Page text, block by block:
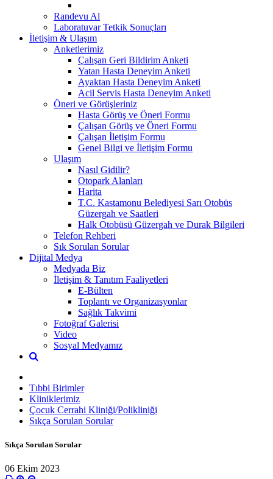
Randevu Al
Laboratuvar Tetkik Sonuçları
İletişim & Ulaşım
Anketlerimiz
Çalışan Geri Bildirim Anketi
Yatan Hasta Deneyim Anketi
Ayaktan Hasta Deneyim Anketi
Acil Servis Hasta Deneyim Anketi
Öneri ve Görüşleriniz
Hasta Görüş ve Öneri Formu
Çalışan Görüş ve Öneri Formu
Çalışan İletişim Formu
Genel Bilgi ve İletişim Formu
Ulaşım
Nasıl Gidilir?
Otopark Alanları
Harita
T.C. Kastamonu Belediyesi Sarı Otobüs
Güzergah ve Saatleri
Halk Otobüsü Güzergah ve Durak Bilgileri
Telefon Rehberi
Sık Sorulan Sorular
Dijital Medya
Medyada Biz
İletişim & Tanıtım Faaliyetleri
E-Bülten
Toplantı ve Organizasyonlar
Sağlık Takvimi
Fotoğraf Galerisi
Video
Sosyal Medyamız
Tıbbi Birimler
Kliniklerimiz
Çocuk Cerrahi Kliniği/Polikliniği
Sıkça Sorulan Sorular
Sıkça Sorulan Sorular
06 Ekim 2023